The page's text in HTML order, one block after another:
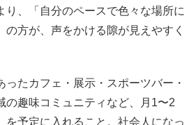
り、「自分のペースで色々な場所に
の方が、声をかける隙が見えやすく
ったカフェ・展示・スポーツバー・
の趣味コミュニティなど、月1〜2
を予定に入れること。社会人になっ